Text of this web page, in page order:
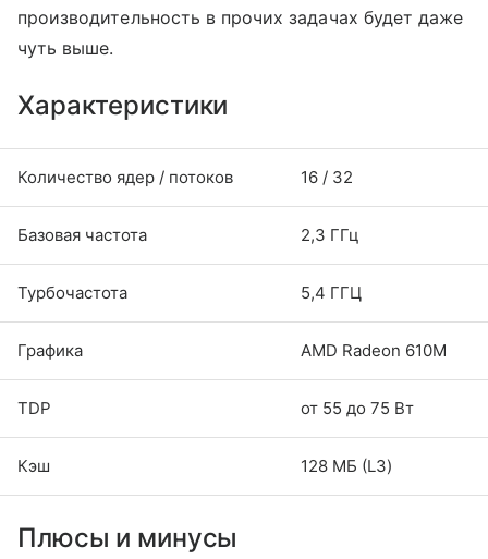
производительность в прочих задачах будет даже
чуть выше.
Характеристики
Количество ядер / потоков 16 / 32
Базовая частота 2,3 ГГц
Турбочастота 5,4 ГГЦ
Графика AMD Radeon 610M
TDP от 55 до 75 Вт
Кэш 128 МБ (L3)
Плюсы и минусы